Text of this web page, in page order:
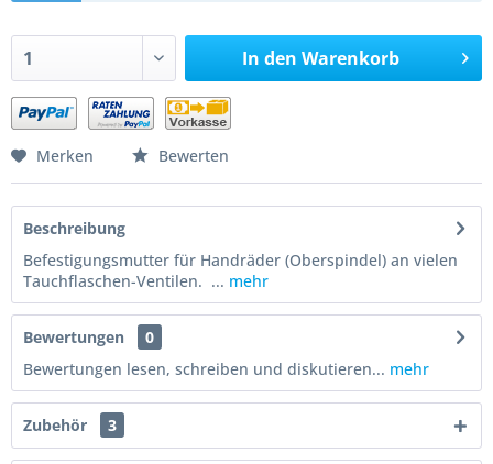
In den Warenkorb
Merken Bewerten
Beschreibung
Befestigungsmutter für Handräder (Oberspindel) an vielen
Tauchflaschen-Ventilen. ... mehr
Bewertungen
0
Bewertungen lesen, schreiben und diskutieren... mehr
Zubehör 3